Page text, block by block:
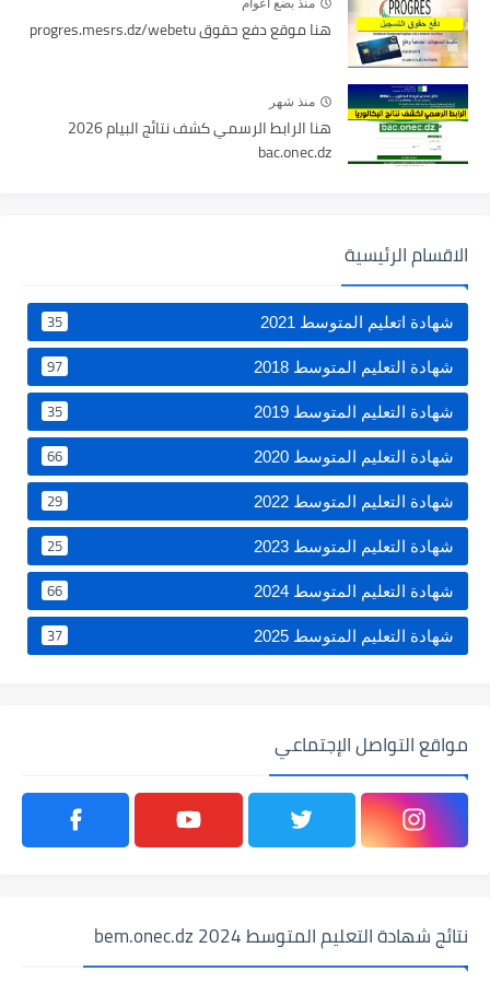
منذ بضع اعوام
هنا موقع دفع حقوق progres.mesrs.dz/webetu
منذ شهر
هنا الرابط الرسمي كشف نتائج البيام 2026
bac.onec.dz
الاقسام الرئيسية
شهادة اتعليم المتوسط 2021 35
شهادة التعليم المتوسط 2018 97
شهادة التعليم المتوسط 2019 35
شهادة التعليم المتوسط 2020 66
شهادة التعليم المتوسط 2022 29
شهادة التعليم المتوسط 2023 25
شهادة التعليم المتوسط 2024 66
شهادة التعليم المتوسط 2025 37
مواقع التواصل الإجتماعي
نتائج شهادة التعليم المتوسط 2024 bem.onec.dz